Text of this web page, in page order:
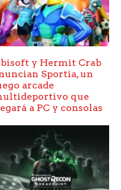
y Hermit Crab
Sportia, un
arcade
que
a PC y consolas